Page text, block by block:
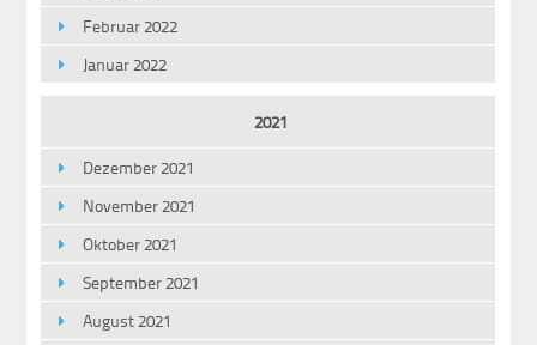
Februar 2022
Januar 2022
2021
Dezember 2021
November 2021
Oktober 2021
September 2021
August 2021